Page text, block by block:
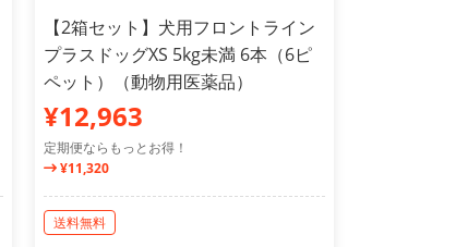
【2箱セット】犬用フロントライン
プラスドッグXS 5kg未満 6本（6ピ
ペット）（動物用医薬品）
¥12,963
定期便ならもっとお得！
¥11,320
送料無料